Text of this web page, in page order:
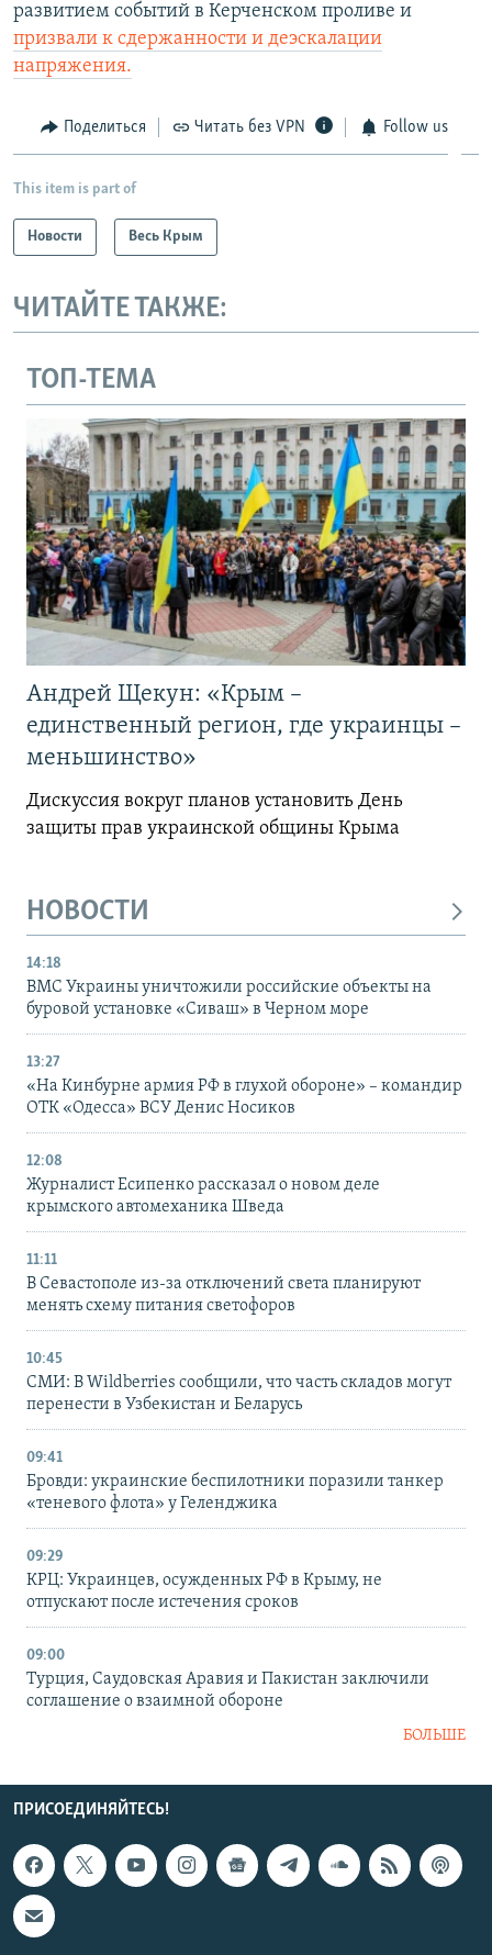
развитием событий в Керченском проливе и
призвали к сдержанности и деэскалации
напряжения.
Поделиться Читать без VPN Follow us
This item is part of
Новости Весь Крым
ЧИТАЙТЕ ТАКЖЕ:
ТОП-ТЕМА
Андрей Щекун: «Крым –
единственный регион, где украинцы –
меньшинство»
Дискуссия вокруг планов установить День
защиты прав украинской общины Крыма
НОВОСТИ
14:18
ВМС Украины уничтожили российские объекты на
буровой установке «Сиваш» в Черном море
13:27
«На Кинбурне армия РФ в глухой обороне» – командир
ОТК «Одесса» ВСУ Денис Носиков
12:08
Журналист Есипенко рассказал о новом деле
крымского автомеханика Шведа
11:11
В Севастополе из-за отключений света планируют
менять схему питания светофоров
10:45
СМИ: В Wildberries сообщили, что часть складов могут
перенести в Узбекистан и Беларусь
09:41
Бровди: украинские беспилотники поразили танкер
«теневого флота» у Геленджика
09:29
КРЦ: Украинцев, осужденных РФ в Крыму, не
отпускают после истечения сроков
09:00
Турция, Саудовская Аравия и Пакистан заключили
соглашение о взаимной обороне
БОЛЬШЕ
ПРИСОЕДИНЯЙТЕСЬ!